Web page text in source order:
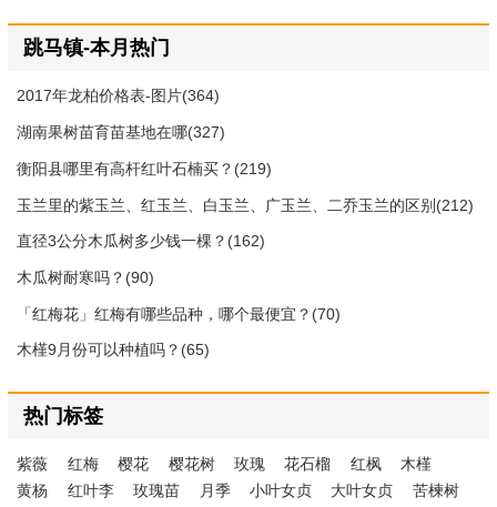
跳马镇-本月热门
2017年龙柏价格表-图片(364)
湖南果树苗育苗基地在哪(327)
衡阳县哪里有高杆红叶石楠买？(219)
玉兰里的紫玉兰、红玉兰、白玉兰、广玉兰、二乔玉兰的区别(212)
直径3公分木瓜树多少钱一棵？(162)
木瓜树耐寒吗？(90)
「红梅花」红梅有哪些品种，哪个最便宜？(70)
木槿9月份可以种植吗？(65)
热门标签
紫薇 红梅 樱花 樱花树 玫瑰 花石榴 红枫
木槿
黄杨
红叶李 玫瑰苗 月季 小叶女贞 大叶女贞
苦楝树